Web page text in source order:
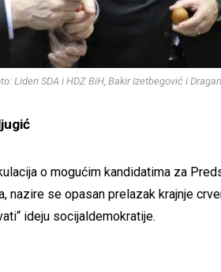
Lideri SDA i HDZ BiH, Bakir Izetbegović i
o mogućim kandidatima za
nazire se opasan prelazak krajnje
ideju socijaldemokratije.